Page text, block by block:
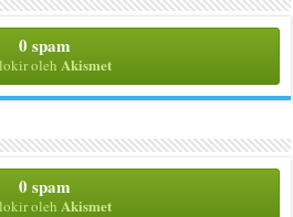
0 spam
oleh Akismet
0 spam
oleh Akismet